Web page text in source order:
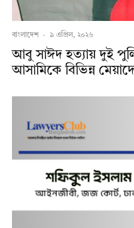
বাংলাদেশ · ৯ এপ্রিল, ২০২৬
আবু সাঈদ হত্যায় দুই
আসামিকে বিভিন্ন